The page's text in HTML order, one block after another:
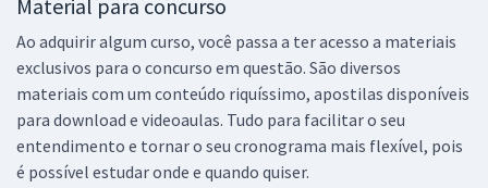
Material para concurso
Ao adquirir algum curso, você passa a ter acesso a materiais
exclusivos para o concurso em questão. São diversos
materiais com um conteúdo riquíssimo, apostilas disponíveis
para download e videoaulas. Tudo para facilitar o seu
entendimento e tornar o seu cronograma mais flexível, pois
é possível estudar onde e quando quiser.